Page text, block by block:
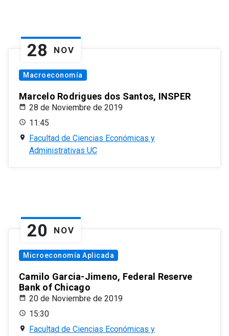
28 NOV
Macroeconomía
Marcelo Rodrigues dos Santos, INSPER
28 de Noviembre de 2019
11:45
Facultad de Ciencias Económicas y
Administrativas UC
20 NOV
Microeconomía Aplicada
Camilo Garcia-Jimeno, Federal Reserve
Bank of Chicago
20 de Noviembre de 2019
15:30
Facultad de Ciencias Económicas y